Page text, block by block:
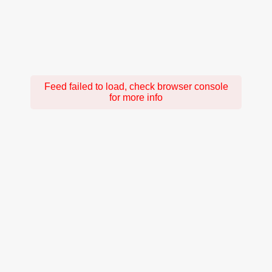
Feed failed to load, check browser console
for more info